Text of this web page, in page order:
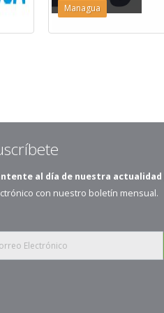
Managua
al día de nuestra actualidad
con nuestro boletín mensual.